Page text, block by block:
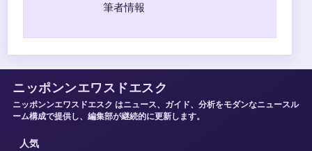
筆者情報
ニッポンンエワスドエスク
ニッポンンエワスドエスク はニュース、ガイド、分析をモダンなニュースル
ーム構成で提供し、編集部が継続的に更新します。
人気